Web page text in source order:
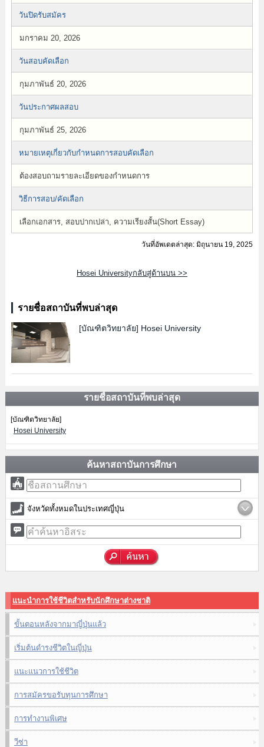
วันปิดรับสมัคร
มกราคม 20, 2026
วันสอบคัดเลือก
กุมภาพันธ์ 20, 2026
วันประกาศผลสอบ
กุมภาพันธ์ 25, 2026
หมายเหตุเกี่ยวกับกำหนดการสอบคัดเลือก
ต้องสอบถามรายละเอียดของกำหนดการ
วิธีการสอบ/คัดเลือก
เลือกเอกสาร, สอบปากเปล่า, ความเรียงสั้น(Short Essay)
วันที่อัพเดตล่าสุด: มิถุนายน 19, 2025
Hosei Universityกลับสู่ด้านบน >>
รายชื่อสถาบันที่พบล่าสุด
[บัณฑิตวิทยาลัย] Hosei University
รายชื่อสถาบันที่พบล่าสุด
[บัณฑิตวิทยาลัย]
Hosei University
ค้นหาสถาบันการศึกษา
จังหวัดทั้งหมดในประเทศญี่ปุ่น
แนะนำการใช้ชีวิตสำหรับนักศึกษาต่างชาติ
ขั้นตอนหลังจากมาญี่ปุ่นแล้ว
เริ่มต้นดำรงชีวิตในญี่ปุ่น
แนะแนวการใช้ชีวิต
การสมัครขอรับทุนการศึกษา
การทำงานพิเศษ
วีซ่า